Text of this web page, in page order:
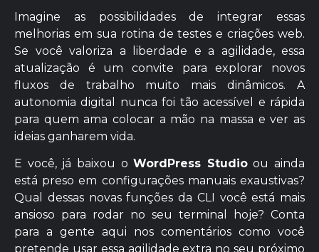
Imagine as possibilidades de integrar essas
melhorias em sua rotina de testes e criações web.
Se você valoriza a liberdade e a agilidade, essa
atualização é um convite para explorar novos
fluxos de trabalho muito mais dinâmicos. A
autonomia digital nunca foi tão acessível e rápida
para quem ama colocar a mão na massa e ver as
ideias ganharem vida.
E você, já baixou oWordPress Studioou ainda
está preso em configurações manuais exaustivas?
Qual dessas novas funções da CLI você está mais
ansioso para rodar no seu terminal hoje? Conta
para a gente aqui nos comentários como você
pretende usar essa agilidade extra no seu próximo